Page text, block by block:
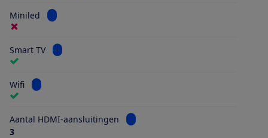
Miniled Bekijk informatie voor Miniled
Smart TV Bekijk informatie voor Smart TV
Wifi Bekijk informatie voor Wifi
Aantal HDMI-aansluitingen
Bekijk informatie voor Aantal
3